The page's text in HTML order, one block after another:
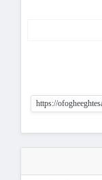
https://